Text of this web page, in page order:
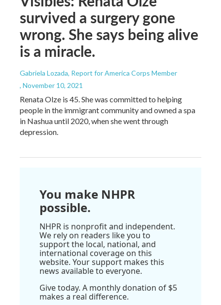
survived a surgery gone
wrong. She says being alive
is a miracle.
Gabriela Lozada, Report for America Corps Member
, November 10, 2021
Renata Olze is 45. She was committed to helping
people in the immigrant community and owned a spa
in Nashua until 2020, when she went through
depression.
You make NHPR
possible.
NHPR is nonprofit and independent.
We rely on readers like you to
support the local, national, and
international coverage on this
website. Your support makes this
news available to everyone.
Give today. A monthly donation of $5
makes a real difference.